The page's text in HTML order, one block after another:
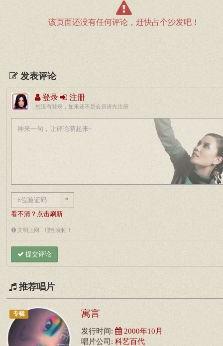
该页面还没有任何评论，赶快占个沙发吧！
发表评论
登录 注册
您没有登录，如果还不是会员请先注册
*
看不清？点击刷新
文明上网，理性发帖！
提交评论
推荐唱片
专辑 寓言
发行时间: 2000年10月
唱片公司: 科艺百代